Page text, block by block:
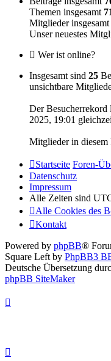
Themen insgesamt
Mitglieder insgesamt
Unser neuestes
Wer ist online?
Insgesamt sind 25
unsichtbare
Der Besucherrekord
2025, 19:01
Mitglieder in
Startseite Foren-
Datenschutz
Impressum
Alle Zeiten sind
Alle Cookies des
Kontakt
Powered by phpBB®
Square Left by PhpBB3
Deutsche Übersetzung
phpBB SiteMaker